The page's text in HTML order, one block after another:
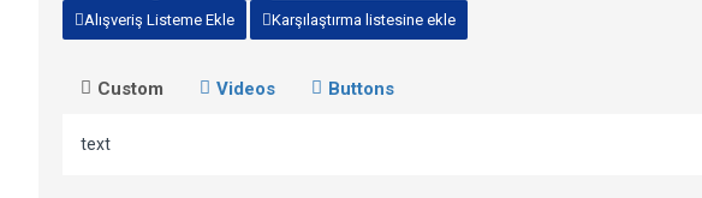
Alışveriş Listeme Ekle Karşılaştırma listesine ekle
Custom Videos Buttons
text